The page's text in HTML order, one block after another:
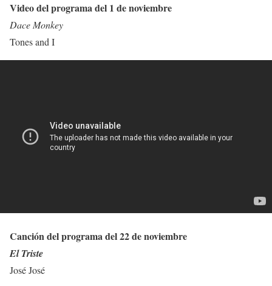
Video del programa del 1 de noviembre
Dace Monkey
Tones and I
Canción del programa del 22 de noviembre
El Triste
José José